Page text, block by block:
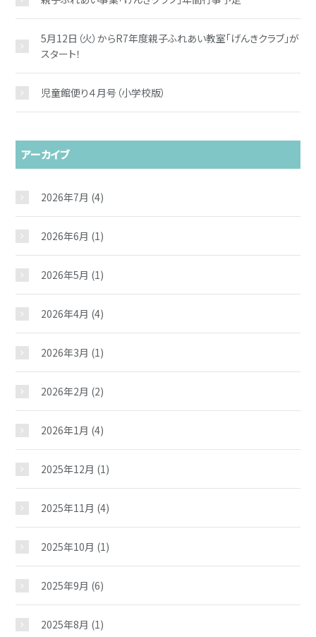
5月12日（火）からR7年度親子ふれあい教室「げんきクラブ」が
スタート！
児童館便り４月号（小学校版）
アーカイブ
2026年7月 (4)
2026年6月 (1)
2026年5月 (1)
2026年4月 (4)
2026年3月 (1)
2026年2月 (2)
2026年1月 (4)
2025年12月 (1)
2025年11月 (4)
2025年10月 (1)
2025年9月 (6)
2025年8月 (1)